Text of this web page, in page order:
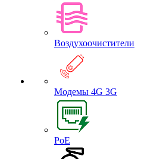
Воздухоочистители
Модемы 4G 3G
PoE